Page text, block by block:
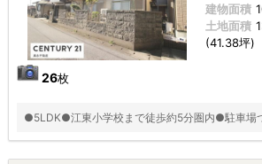
26枚
建物面積
土地面積
(41.38坪)
●5LDK●江東小学校まで徒歩約5分圏内●駐車場